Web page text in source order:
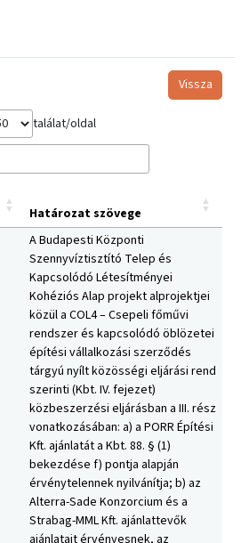
Vissza
találat/oldal
Határozat szövege
A Budapesti Központi
Szennyvíztisztító Telep és
Kapcsolódó Létesítményei
Kohéziós Alap projekt alprojektjei
közül a COL4 – Csepeli főművi
rendszer és kapcsolódó öblözetei
építési vállalkozási szerződés
tárgyú nyílt közösségi eljárási rend
szerinti (Kbt. IV. fejezet)
közbeszerzési eljárásban a III. rész
vonatkozásában: a) a PORR Építési
Kft. ajánlatát a Kbt. 88. § (1)
bekezdése f) pontja alapján
érvénytelennek nyilvánítja; b) az
Alterra-Sade Konzorcium és a
Strabag-MML Kft. ajánlattevők